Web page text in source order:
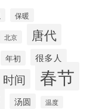
保暖
北京 唐代
年初 很多人
时间 春节
汤圆 温度